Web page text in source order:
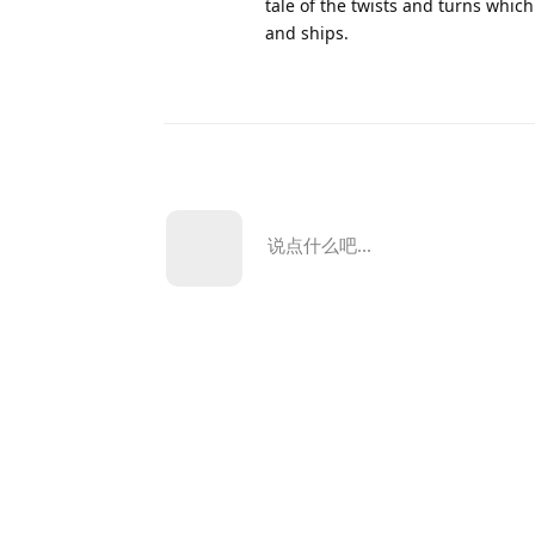
tale of the twists and turns
and ships.
说点什么吧...